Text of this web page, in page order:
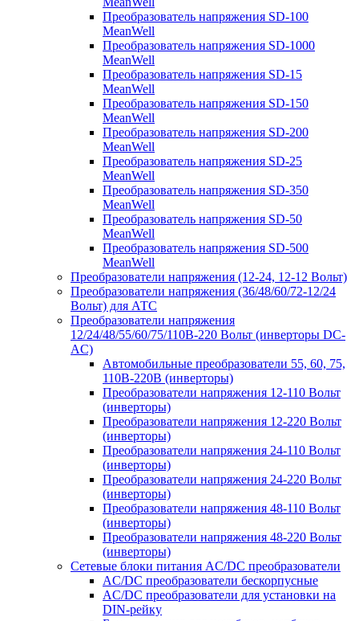
Преобразователь напряжения SD-100
MeanWell
Преобразователь напряжения SD-1000
MeanWell
Преобразователь напряжения SD-15
MeanWell
Преобразователь напряжения SD-150
MeanWell
Преобразователь напряжения SD-200
MeanWell
Преобразователь напряжения SD-25
MeanWell
Преобразователь напряжения SD-350
MeanWell
Преобразователь напряжения SD-50
MeanWell
Преобразователь напряжения SD-500
MeanWell
Преобразователи напряжения (12-24, 12-12 Вольт)
Преобразователи напряжения (36/48/60/72-12/24
Вольт) для АТС
Преобразователи напряжения
12/24/48/55/60/75/110В-220 Вольт (инверторы DC-
AC)
Автомобильные преобразователи 55, 60, 75,
110В-220В (инверторы)
Преобразователи напряжения 12-110 Вольт
(инверторы)
Преобразователи напряжения 12-220 Вольт
(инверторы)
Преобразователи напряжения 24-110 Вольт
(инверторы)
Преобразователи напряжения 24-220 Вольт
(инверторы)
Преобразователи напряжения 48-110 Вольт
(инверторы)
Преобразователи напряжения 48-220 Вольт
(инверторы)
Сетевые блоки питания AC/DC преобразователи
AC/DC преобразователи бескорпусные
AC/DC преобразователи для установки на
DIN-рейку